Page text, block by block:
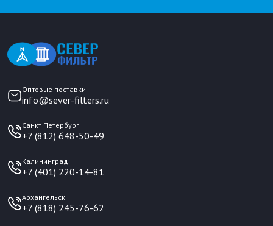
Оптовые поставки
info@sever-filters.ru
Санкт Петербург
+7 (812) 648-50-49
Калининград
+7 (401) 220-14-81
Архангельск
+7 (818) 245-76-62